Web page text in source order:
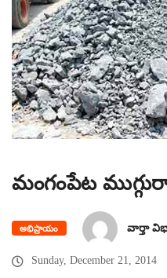
మంగంపేట
అభిప్రాయం వార్తా
Sunday, December 21, 2014